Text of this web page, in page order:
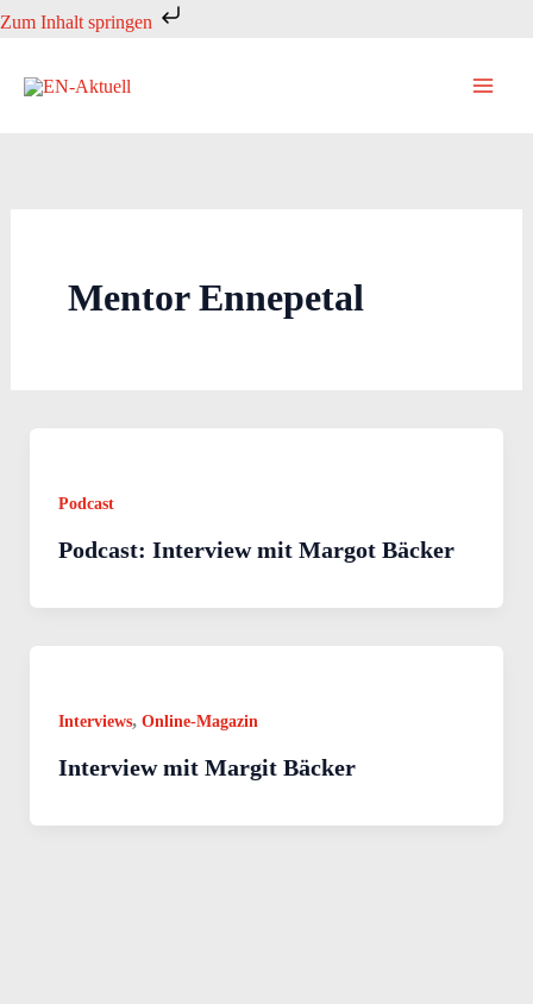
Zum Inhalt springen
Zum
springen
Mentor Ennepetal
Podcast
Podcast: Interview mit Margot Bäcker
Interviews, Online-Magazin
Interview mit Margit Bäcker